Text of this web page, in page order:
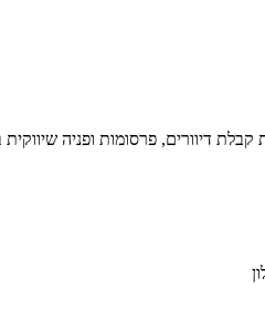
דיוורים, פרסומות ופניה